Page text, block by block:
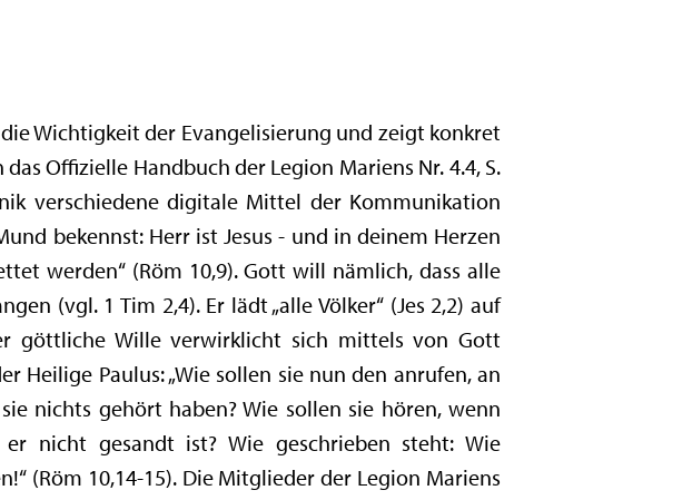
Wichtigkeit der Evangelisierung und zeigt konkret
Offizielle Handbuch der Legion Mariens Nr. 4.4, S.
verschiedene digitale Mittel der Kommunikation
bekennst: Herr ist Jesus - und in deinem Herzen
werden“ (Röm 10,9). Gott will nämlich, dass alle
(vgl. 1 Tim 2,4). Er lädt „alle Völker“ (Jes 2,2) auf
göttliche Wille verwirklicht sich mittels von Gott
Heilige Paulus: „Wie sollen sie nun den anrufen, an
nichts gehört haben? Wie sollen sie hören, wenn
nicht gesandt ist? Wie geschrieben steht: Wie
(Röm 10,14-15). Die Mitglieder der Legion Mariens